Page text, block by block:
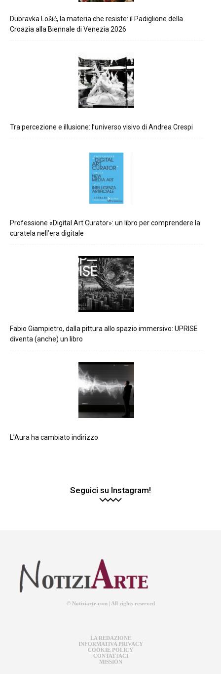
Dubravka Lošić, la materia che resiste: il Padiglione della
Croazia alla Biennale di Venezia 2026
Tra percezione e illusione: l’universo visivo di Andrea Crespi
Professione «Digital Art Curator»: un libro per comprendere la
curatela nell’era digitale
Fabio Giampietro, dalla pittura allo spazio immersivo: UPRISE
diventa (anche) un libro
L’Aura ha cambiato indirizzo
Seguici su Instagram!
© Notiziarte.com | All rights reserved
LA REDAZIONE
INFORMATIVA PRIVACY
COOKIE POLICY
CONTATTACI
MISSION